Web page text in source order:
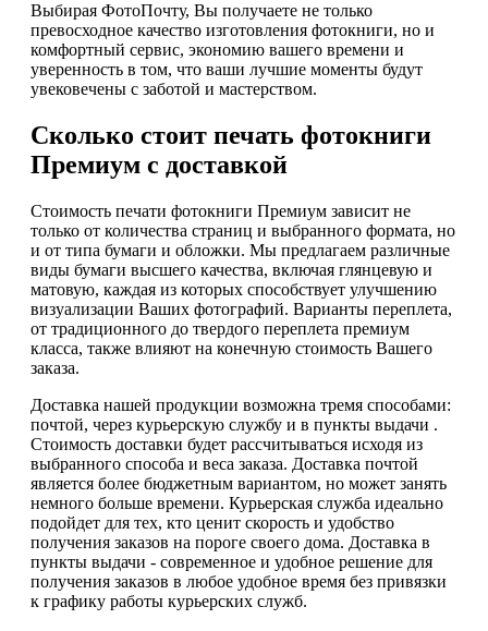
Выбирая ФотоПочту, Вы получаете не только
превосходное качество изготовления фотокниги, но и
комфортный сервис, экономию вашего времени и
уверенность в том, что ваши лучшие моменты будут
увековечены с заботой и мастерством.
Сколько стоит печать фотокниги
Премиум с доставкой
Стоимость печати фотокниги Премиум зависит не
только от количества страниц и выбранного формата, но
и от типа бумаги и обложки. Мы предлагаем различные
виды бумаги высшего качества, включая глянцевую и
матовую, каждая из которых способствует улучшению
визуализации Ваших фотографий. Варианты переплета,
от традиционного до твердого переплета премиум
класса, также влияют на конечную стоимость Вашего
заказа.
Доставка нашей продукции возможна тремя способами:
почтой, через курьерскую службу и в пункты выдачи .
Стоимость доставки будет рассчитываться исходя из
выбранного способа и веса заказа. Доставка почтой
является более бюджетным вариантом, но может занять
немного больше времени. Курьерская служба идеально
подойдет для тех, кто ценит скорость и удобство
получения заказов на пороге своего дома. Доставка в
пункты выдачи - современное и удобное решение для
получения заказов в любое удобное время без привязки
к графику работы курьерских служб.